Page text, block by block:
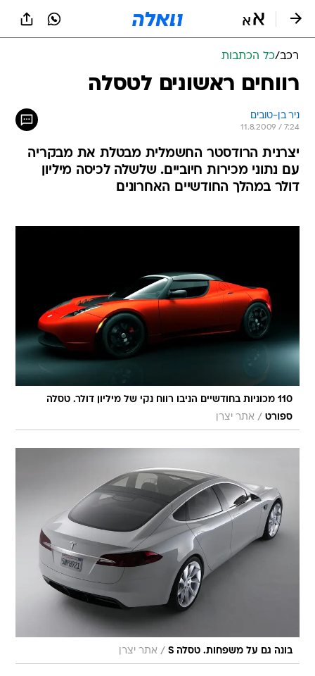
רכב/כל הכתבות
רווחים ראשונים לטסלה
ניר בן-טובים
11.8.2009 / 7:24
יצרנית הרודסטר החשמלית מבטלת את מבקריה
עם נתוני מכירות חיוביים. שלשלה לכיסה מיליון
דולר במהלך החודשיים האחרונים
110 מכוניות בחודשיים הניבו רווח נקי של מיליון דולר. טסלה
ספורט / אתר יצרן
בונה גם על משפחות. טסלה S / אתר יצרן